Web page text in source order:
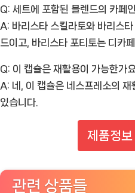
Q: 세트에 포함된 블렌드의 카페
A: 바리스타 스킬라토와 바리스
드이고, 바리스타 포티토는 디카
Q: 이 캡슐은 재활용이 가능한가
A: 네, 이 캡슐은 네스프레소의
있습니다.
제품정보
관련 상품들